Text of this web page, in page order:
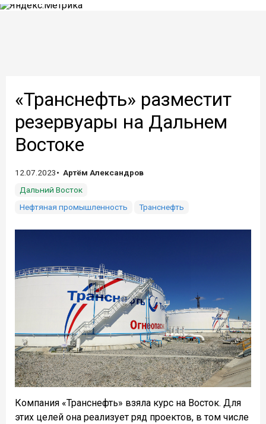
«Транснефть» разместит
резервуары на Дальнем
Востоке
12.07.2023
Артём Александров
Дальний Восток
Нефтяная промышленность
Транснефть
Компания «Транснефть» взяла курс на Восток. Для
этих целей она реализует ряд проектов, в том числе